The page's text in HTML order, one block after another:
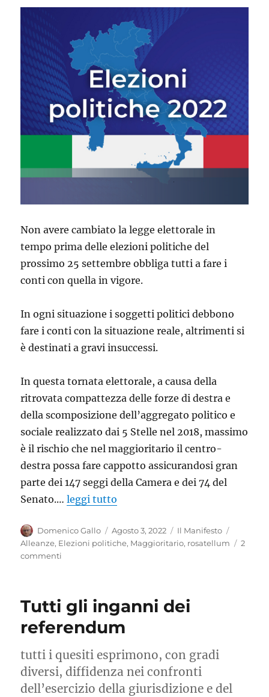
Non avere cambiato la legge elettorale in
tempo prima delle elezioni politiche del
prossimo 25 settembre obbliga tutti a fare i
conti con quella in vigore.
In ogni situazione i soggetti politici debbono
fare i conti con la situazione reale, altrimenti si
è destinati a gravi insuccessi.
In questa tornata elettorale, a causa della
ritrovata compattezza delle forze di destra e
della scomposizione dell’aggregato politico e
sociale realizzato dai 5 Stelle nel 2018, massimo
è il rischio che nel maggioritario il centro-
destra possa fare cappotto assicurandosi gran
parte dei 147 seggi della Camera e dei 74 del
Senato.…leggi tutto
Autore
Domenico Gallo
Pubblicato
il
Agosto 3, 2022 Categorie
Il Manifesto
Alleanze, Elezioni politiche, Maggioritario, rosatellum
2
commenti
per
la
Costituzione
Tutti gli inganni dei
referendum
tutti i quesiti esprimono, con gradi
diversi, diffidenza nei confronti
dell’esercizio della giurisdizione e del